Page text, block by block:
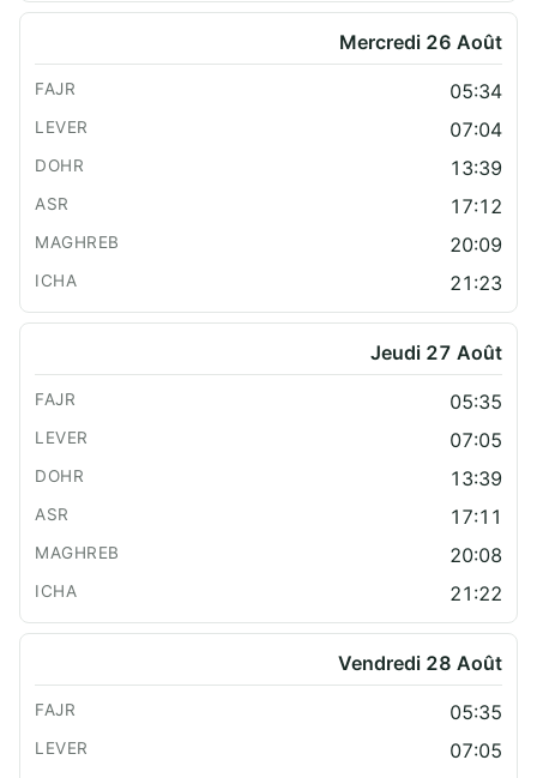
Mercredi 26 Août
05:34
07:04
13:39
17:12
20:09
21:23
Jeudi 27 Août
05:35
07:05
13:39
17:11
20:08
21:22
Vendredi 28 Août
05:35
07:05